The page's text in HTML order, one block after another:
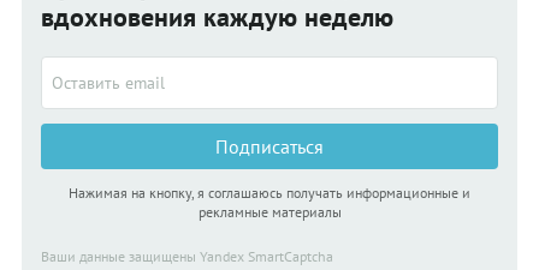
вдохновения каждую неделю
Подписаться
Нажимая на кнопку, я соглашаюсь получать информационные и
рекламные материалы
Ваши данные защищены Yandex SmartCaptcha